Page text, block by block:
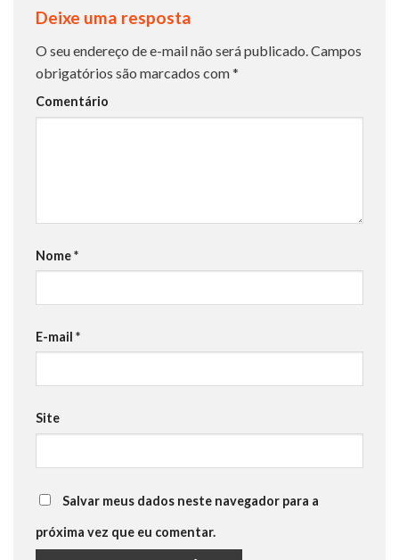
Deixe uma resposta
O seu endereço de e-mail não será publicado.Campos
obrigatórios são marcados com*
Comentário
Nome*
E-mail *
Site
Salvar meus dados neste navegador para a
próxima vez que eu comentar.